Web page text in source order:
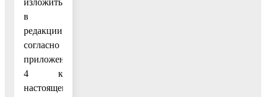
в
редакции
согласно
приложению
4 к
настоящему